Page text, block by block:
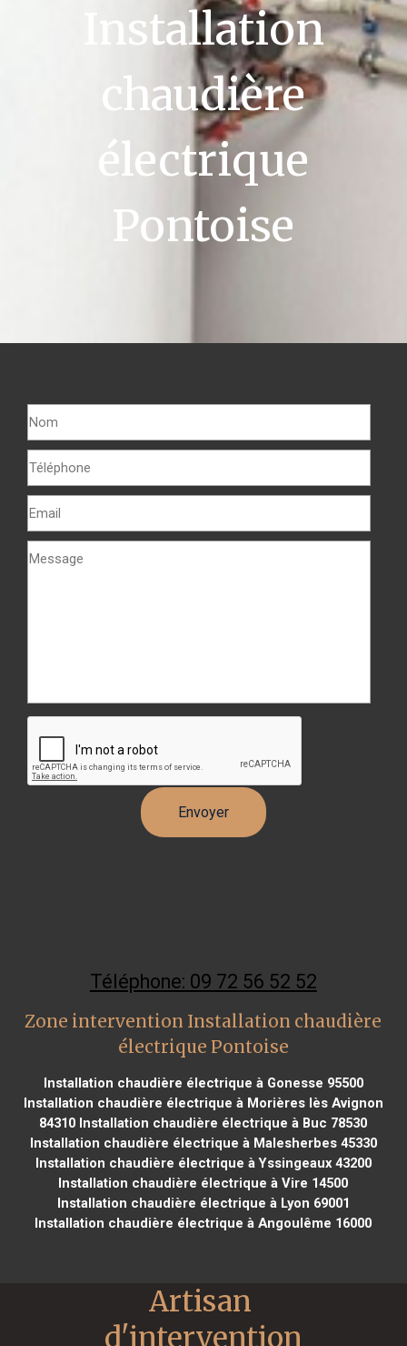
Installation
chaudière
électrique
Pontoise
Téléphone: 09 72 56 52 52
Zone intervention Installation chaudière
électrique Pontoise
Installation chaudière électrique à Gonesse 95500
Installation chaudière électrique à Morières lès Avignon
84310 Installation chaudière électrique à Buc 78530
Installation chaudière électrique à Malesherbes 45330
Installation chaudière électrique à Yssingeaux 43200
Installation chaudière électrique à Vire 14500
Installation chaudière électrique à Lyon 69001
Installation chaudière électrique à Angoulême 16000
Artisan
d'intervention